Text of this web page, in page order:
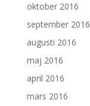
oktober 2016
september 2016
augusti 2016
maj 2016
april 2016
mars 2016